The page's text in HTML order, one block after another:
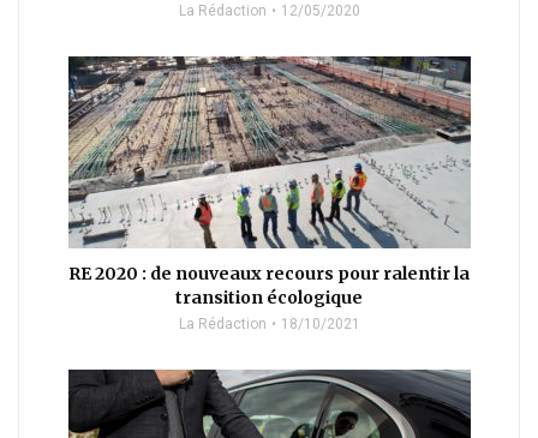
La Rédaction 12/05/2020
RE 2020 : de nouveaux recours pour ralentir la
transition écologique
La Rédaction 18/10/2021